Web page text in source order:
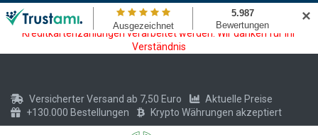
Wartungsarbeiten am Kreditkarten und Krypto Bezahlmodul. In der
Zeit vom 20.07. - 09.08.2026 können keine Krypto oder
Kreditkartenzahlungen verarbeitet werden. Wir danken für Ihr
Verständnis
Versicherter Versand ab 7,50 Euro
Aktuelle Preise
+130.000 Bestellungen
Krypto Währungen akzeptiert
✕